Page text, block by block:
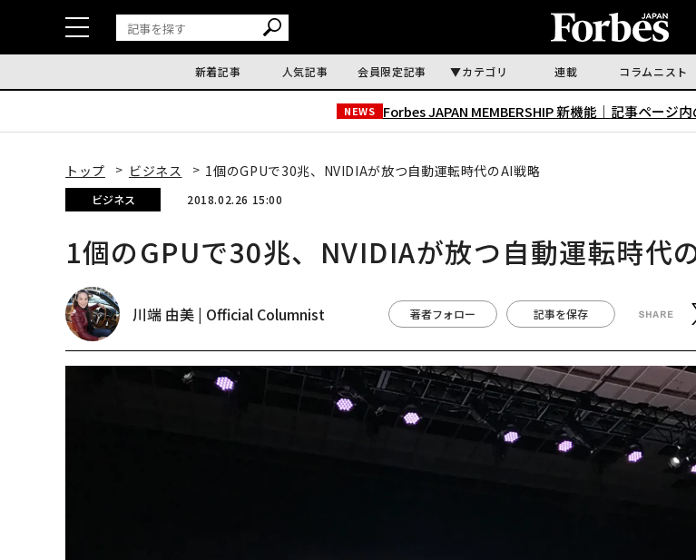
新着記事 人気記事 会員限定記事 カテゴリ 連載 コラムニスト
NEWS Forbes JAPAN MEMBERSHIP 新機能｜ 記事ページ
トップ ビジネス 1個のGPUで30兆、NVIDIAが放つ自動運転時代のAI戦略
ビジネス 2018.02.26 15:00
1個のGPUで30兆、NVIDIAが放つ自動運転時代
川端 由美 | Official Columnist 著者フォロー 記事を保存